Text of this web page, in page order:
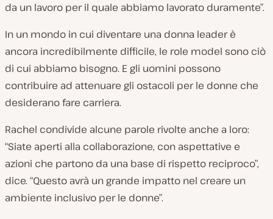
da un lavoro per il quale abbiamo lavorato duramente”.
In un mondo in cui diventare una donna leader è
ancora incredibilmente difficile, le role model sono ciò
di cui abbiamo bisogno. E gli uomini possono
contribuire ad attenuare gli ostacoli per le donne che
desiderano fare carriera.
Rachel condivide alcune parole rivolte anche a loro:
“Siate aperti alla collaborazione, con aspettative e
azioni che partono da una base di rispetto reciproco”,
dice. “Questo avrà un grande impatto nel creare un
ambiente inclusivo per le donne”.